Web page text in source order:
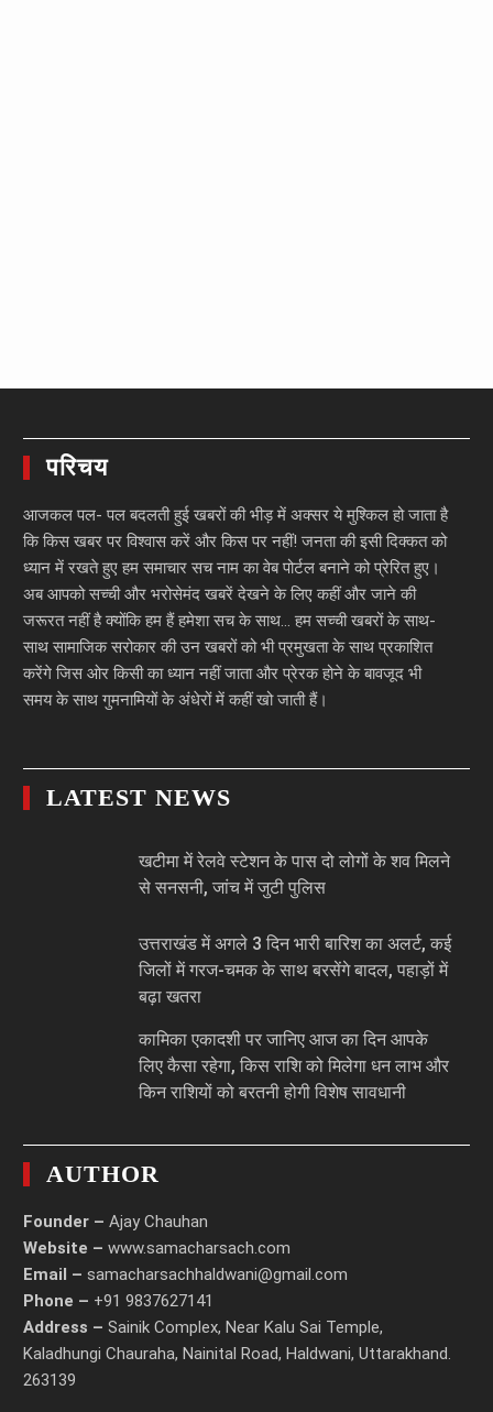
परिचय
आजकल पल- पल बदलती हुई खबरों की भीड़ में अक्सर ये मुश्किल हो जाता है
कि किस खबर पर विश्वास करें और किस पर नहीं! जनता की इसी दिक्कत को
ध्यान में रखते हुए हम समाचार सच नाम का वेब पोर्टल बनाने को प्रेरित हुए।
अब आपको सच्ची और भरोसेमंद खबरें देखने के लिए कहीं और जाने की
जरूरत नहीं है क्योंकि हम हैं हमेशा सच के साथ… हम सच्ची खबरों के साथ-
साथ सामाजिक सरोकार की उन खबरों को भी प्रमुखता के साथ प्रकाशित
करेंगे जिस ओर किसी का ध्यान नहीं जाता और प्रेरक होने के बावजूद भी
समय के साथ गुमनामियों के अंधेरों में कहीं खो जाती हैं।
LATEST NEWS
खटीमा में रेलवे स्टेशन के पास दो लोगों के शव मिलने
से सनसनी, जांच में जुटी पुलिस
उत्तराखंड में अगले 3 दिन भारी बारिश का अलर्ट, कई
जिलों में गरज-चमक के साथ बरसेंगे बादल, पहाड़ों में
बढ़ा खतरा
कामिका एकादशी पर जानिए आज का दिन आपके
लिए कैसा रहेगा, किस राशि को मिलेगा धन लाभ और
किन राशियों को बरतनी होगी विशेष सावधानी
AUTHOR
Founder – Ajay Chauhan
Website – www.samacharsach.com
Email – samacharsachhaldwani@gmail.com
Phone – +91 9837627141
Address – Sainik Complex, Near Kalu Sai Temple,
Kaladhungi Chauraha, Nainital Road, Haldwani, Uttarakhand.
263139